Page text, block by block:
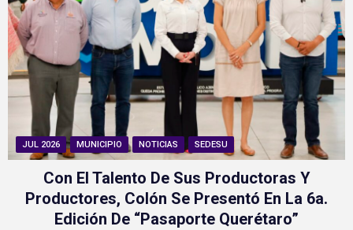
JUL 2026 MUNICIPIO NOTICIAS SEDESU
Con El Talento De Sus Productoras Y
Productores, Colón Se Presentó En La 6a.
Edición De “Pasaporte Querétaro”